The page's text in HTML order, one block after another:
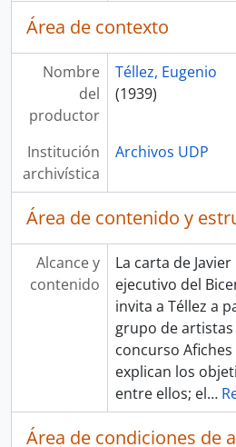
Área de contexto
Nombre
del
productor
Téllez, Eugenio
(1939)
Institución
archivística
Archivos UDP
Área de contenido y
Alcance y
contenido
La carta de
ejecutivo del
invita a Téllez a
grupo de artistas
concurso
explican los
entre ellos; el…
Área de condiciones de